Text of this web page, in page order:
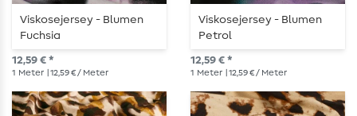
Viskosejersey - Blumen
Fuchsia
12,59 € *
1 Meter | 12,59 € / Meter
Viskosejersey - Blumen
Petrol
12,59 € *
1 Meter | 12,59 € / Meter